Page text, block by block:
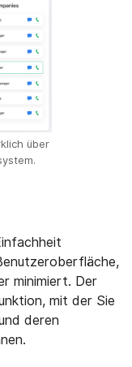
über
minimiert. Der
mit der Sie
deren